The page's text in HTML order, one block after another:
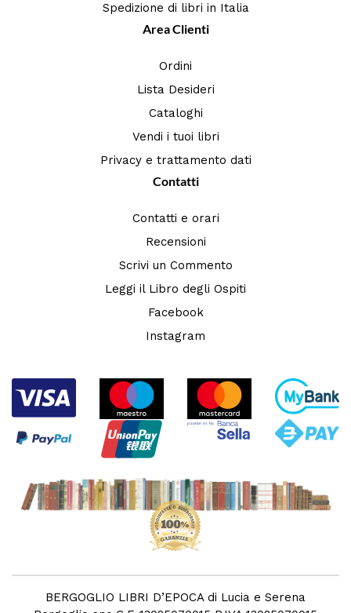
Spedizione di libri in Italia
Area Clienti
Ordini
Lista Desideri
Cataloghi
Vendi i tuoi libri
Privacy e trattamento dati
Contatti
Contatti e orari
Recensioni
Scrivi un Commento
Leggi il Libro degli Ospiti
Facebook
Instagram
BERGOGLIO LIBRI D’EPOCA di Lucia e Serena